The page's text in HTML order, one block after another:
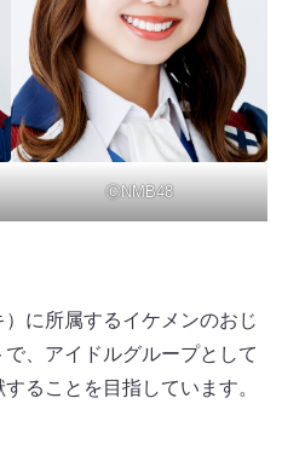
ⒸNMB48
に所属するイケメンのおじ
、アイドルグループとして
ることを目指しています。